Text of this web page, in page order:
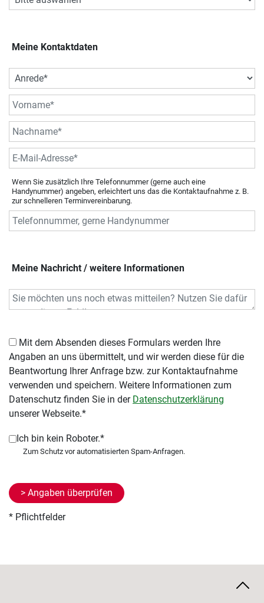
Meine Kontaktdaten
Wenn Sie zusätzlich Ihre Telefonnummer (gerne auch eine
Handynummer) angeben, erleichtert uns das die Kontaktaufnahme z. B.
zur schnelleren Terminvereinbarung.
Meine Nachricht / weitere Informationen
Angaben an uns übermittelt, und wir werden diese für die
Beantwortung Ihrer Anfrage bzw. zur Kontaktaufnahme
verwenden und speichern. Weitere Informationen zum
Datenschutz finden Sie in der Datenschutzerklärung
unserer Webseite.*
Ich bin kein Roboter.*
* Pflichtfelder